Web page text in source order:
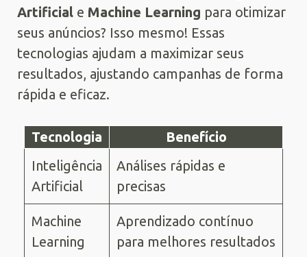
Artificial e Machine Learning para otimizar
seus anúncios? Isso mesmo! Essas
tecnologias ajudam a maximizar seus
resultados, ajustando campanhas de forma
rápida e eficaz.
Tecnologia
Benefício
Inteligência
Artificial
Análises rápidas e
precisas
Machine
Learning
Aprendizado contínuo
para melhores resultados